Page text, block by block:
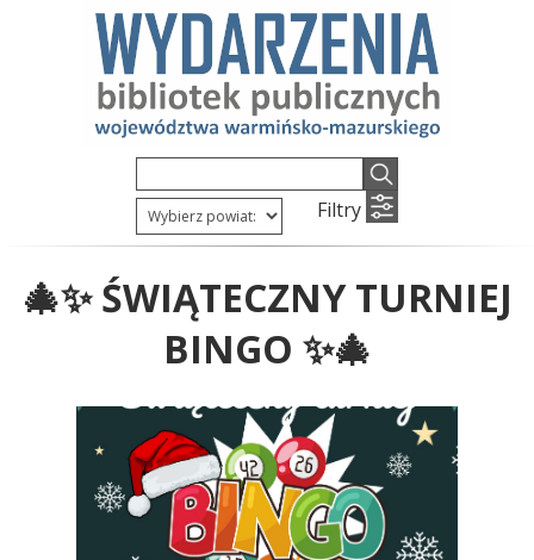
Filtry
🎄✨ ŚWIĄTECZNY TURNIEJ
BINGO ✨🎄